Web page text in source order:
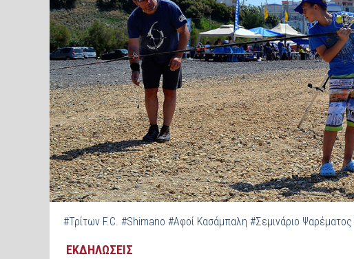
#Τρίτων F.C. #Shimano #Αφοί Κασάμπαλη #Σεμινάριο Ψαρέματος
ΕΚΔΗΛΩΣΕΙΣ